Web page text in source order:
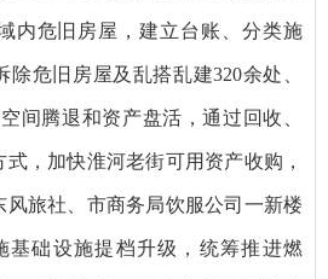
内危旧房屋，建立台账、分类施
危旧房屋及乱搭乱建320余处、
间腾退和资产盘活，通过回收、
，加快淮河老街可用资产收购，
风旅社、市商务局饮服公司一新楼
基础设施提档升级，统筹推进燃